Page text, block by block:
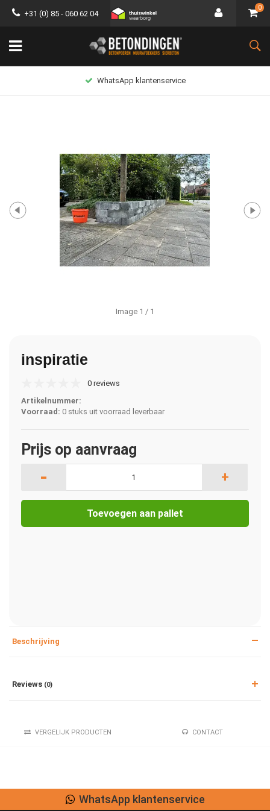
+31 (0) 85 - 060 62 04
0
WhatsApp klantenservice
Image 1 / 1
inspiratie
0 reviews
Artikelnummer:
Voorraad: 0 stuks uit voorraad leverbaar
Prijs op aanvraag
- +
Toevoegen aan pallet
Beschrijving
Reviews (0)
VERGELIJK PRODUCTEN CONTACT
WhatsApp klantenservice